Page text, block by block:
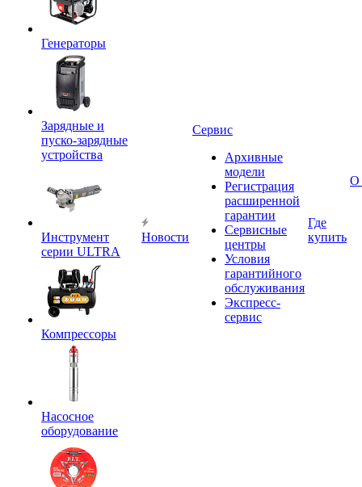
Генераторы
Зарядные и
пуско-зарядные
устройства
Инструмент
серии ULTRA
Компрессоры
Насосное
оборудование
Новости
Сервис
Архивные
модели
Регистрация
расширенной
гарантии
Сервисные
центры
Условия
гарантийного
обслуживания
Экспресс-
сервис
Где
купить
О